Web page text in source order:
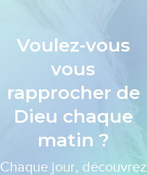
Voulez-vous
vous
rapprocher de
Dieu chaque
matin ?
Chaque jour, découvrez